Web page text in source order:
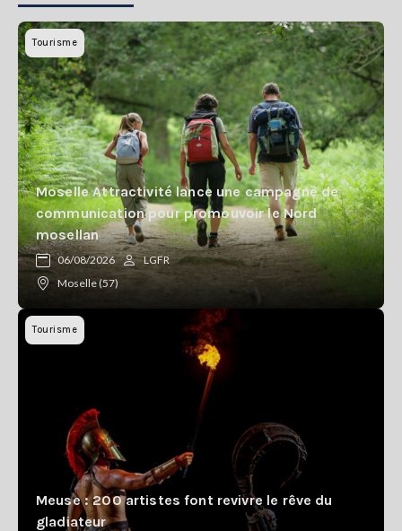
Tourisme
Moselle Attractivité lance une campagne de
communication pour promouvoir le Nord
mosellan
06/08/2026
LGFR
Moselle (57)
Tourisme
Meuse : 200 artistes font revivre le rêve du
gladiateur